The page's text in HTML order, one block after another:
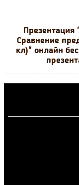
Презентация
Сравнение
кл)" онлайн